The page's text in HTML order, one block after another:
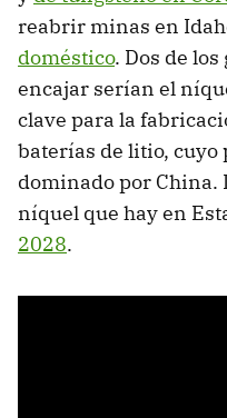
reabrir minas en
doméstico. Dos de
encajar serían el
clave para la
baterías de litio, cuyo
dominado por China.
níquel que hay en
2028.